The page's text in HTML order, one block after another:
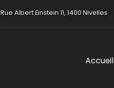
Rue Albert Einstein 11, 1400 Nivelles
Accueil